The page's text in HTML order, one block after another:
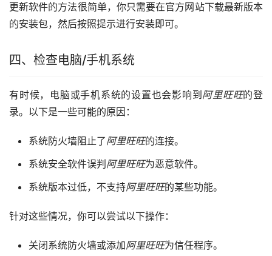
更新软件的方法很简单，你只需要在官方网站下载最新版本
的安装包，然后按照提示进行安装即可。
四、检查电脑/手机系统
有时候，电脑或手机系统的设置也会影响到 阿里旺旺的登
录。以下是一些可能的原因：
系统防火墙阻止了阿里旺旺的连接。
系统安全软件误判 阿里旺旺为恶意软件。
系统版本过低，不支持阿里旺旺的某些功能。
针对这些情况，你可以尝试以下操作：
关闭系统防火墙或添加阿里旺旺为信任程序。